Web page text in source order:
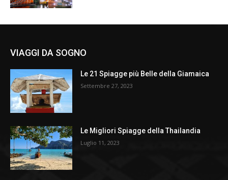
VIAGGI DA SOGNO
Le 21 Spiagge più Belle della Giamaica
Settembre 27, 2023
Le Migliori Spiagge della Thailandia
Luglio 11, 2023